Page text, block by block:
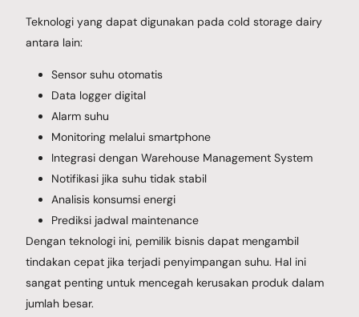
Teknologi yang dapat digunakan pada cold storage dairy
antara lain:
Sensor suhu otomatis
Data logger digital
Alarm suhu
Monitoring melalui smartphone
Integrasi dengan Warehouse Management System
Notifikasi jika suhu tidak stabil
Analisis konsumsi energi
Prediksi jadwal maintenance
Dengan teknologi ini, pemilik bisnis dapat mengambil
tindakan cepat jika terjadi penyimpangan suhu. Hal ini
sangat penting untuk mencegah kerusakan produk dalam
jumlah besar.